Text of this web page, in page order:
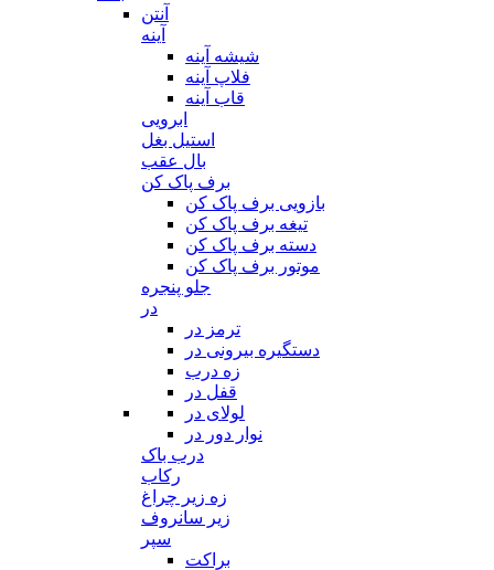
آنتن
آینه
شیشه آینه
فلاپ آینه
قاب آینه
ابرویی
استیل بغل
بال عقب
برف پاک کن
بازویی برف پاک کن
تیغه برف پاک کن
دسته برف پاک کن
موتور برف پاک کن
جلو پنجره
در
ترمز در
دستگیره بیرونی در
زه درب
قفل در
لولای در
نوار دور در
درب باک
رکاب
زه زیر چراغ
زیر سانروف
سپر
براکت